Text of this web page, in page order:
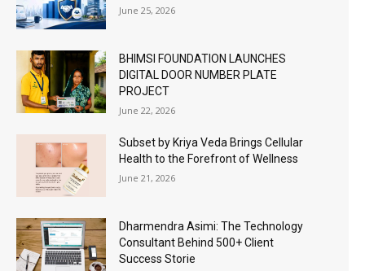
June 25, 2026
BHIMSI FOUNDATION LAUNCHES
DIGITAL DOOR NUMBER PLATE
PROJECT
June 22, 2026
Subset by Kriya Veda Brings Cellular
Health to the Forefront of Wellness
June 21, 2026
Dharmendra Asimi: The Technology
Consultant Behind 500+ Client
Success Storie